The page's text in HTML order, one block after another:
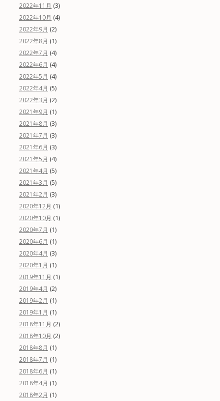
2022年11月 (3)
2022年10月 (4)
2022年9月 (2)
2022年8月 (1)
2022年7月 (4)
2022年6月 (4)
2022年5月 (4)
2022年4月 (5)
2022年3月 (2)
2021年9月 (1)
2021年8月 (3)
2021年7月 (3)
2021年6月 (3)
2021年5月 (4)
2021年4月 (5)
2021年3月 (5)
2021年2月 (3)
2020年12月 (1)
2020年10月 (1)
2020年7月 (1)
2020年6月 (1)
2020年4月 (3)
2020年1月 (1)
2019年11月 (1)
2019年4月 (2)
2019年2月 (1)
2019年1月 (1)
2018年11月 (2)
2018年10月 (2)
2018年8月 (1)
2018年7月 (1)
2018年6月 (1)
2018年4月 (1)
2018年2月 (1)